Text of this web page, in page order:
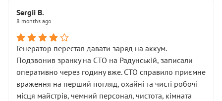
Sergii B.
8 months ago
Генератор перестав давати заряд на аккум.
Подзвонив зранку на СТО на Радунській, записали
оперативно через годину вже. СТО справило приємне
враження на перший погляд, охайні та чисті робочі
місця майстрів, чемний персонал, чистота, кімната